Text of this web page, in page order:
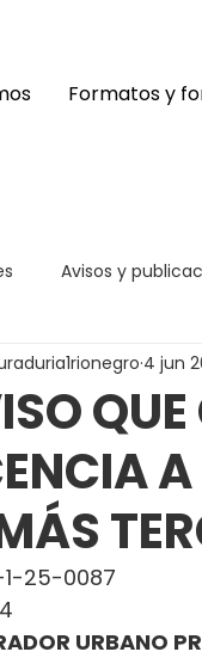
Formatos y
Avisos y
4 jun
1-25-0087
URBANO